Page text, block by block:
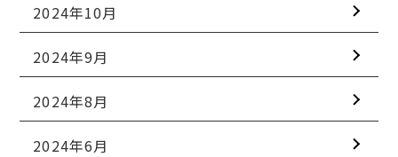
2024年10月
2024年9月
2024年8月
2024年6月